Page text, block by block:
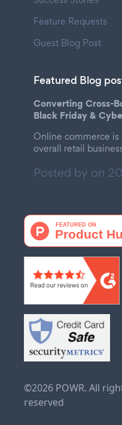
Feature Requests
Guest Blog Post
Featured Blog
Converting Cross-
Black Friday &
Online commerce
overall retail
Posted by on
©2026 POWR. All
reserved